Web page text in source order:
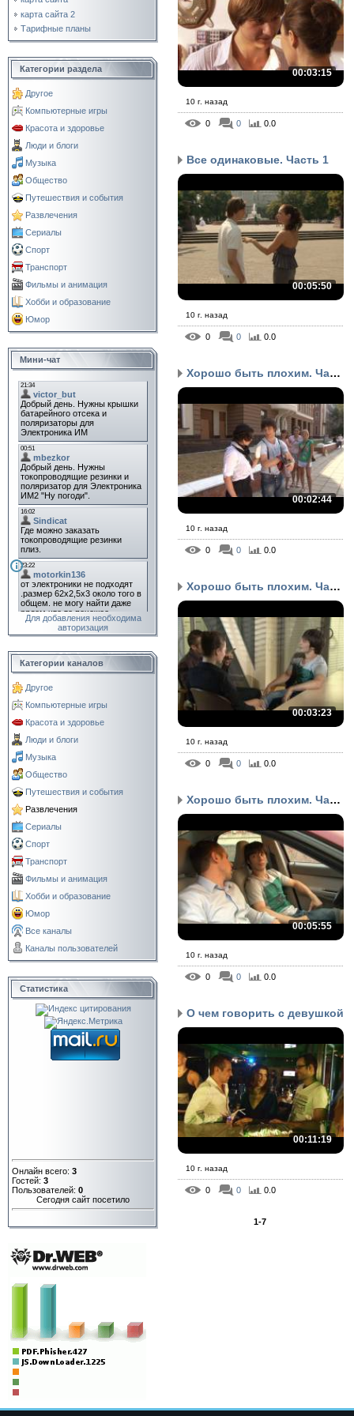
карта сайта 2
Тарифные планы
Категории раздела
Другое
Компьютерные игры
Красота и здоровье
Люди и блоги
Музыка
Общество
Путешествия и события
Развлечения
Сериалы
Спорт
Транспорт
Фильмы и анимация
Хобби и образование
Юмор
Мини-чат
Для добавления необходима
авторизация
Категории каналов
Другое
Компьютерные игры
Красота и здоровье
Люди и блоги
Музыка
Общество
Путешествия и события
Развлечения
Сериалы
Спорт
Транспорт
Фильмы и анимация
Хобби и образование
Юмор
Все каналы
Каналы пользователей
Статистика
Онлайн всего: 3
Гостей: 3
Пользователей: 0
Сегодня сайт посетило
00:03:15
10 г. назад
0 0 0.0
Все одинаковые. Часть 1
00:05:50
10 г. назад
0 0 0.0
Хорошо быть плохим. Час...
00:02:44
10 г. назад
0 0 0.0
Хорошо быть плохим. Час...
00:03:23
10 г. назад
0 0 0.0
Хорошо быть плохим. Час...
00:05:55
10 г. назад
0 0 0.0
О чем говорить с девушкой
00:11:19
10 г. назад
0 0 0.0
1-7